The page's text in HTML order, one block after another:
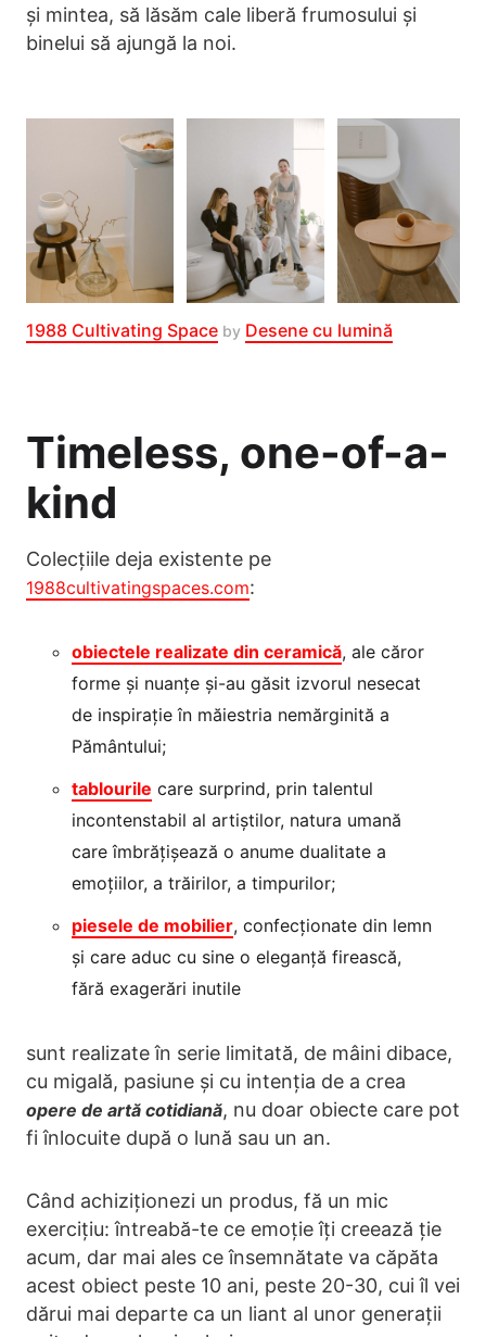
și mintea, să lăsăm cale liberă frumosului și
binelui să ajungă la noi.
1988 Cultivating Space by Desene cu lumină
Timeless, one-of-a-
kind
Colecțiile deja existente pe
1988cultivatingspaces.com:
obiectele realizate din ceramică, ale căror
forme și nuanțe și-au găsit izvorul nesecat
de inspirație în măiestria nemărginită a
Pământului;
tablourile care surprind, prin talentul
incontenstabil al artiștilor, natura umană
care îmbrățișează o anume dualitate a
emoțiilor, a trăirilor, a timpurilor;
piesele de mobilier, confecționate din lemn
și care aduc cu sine o eleganță firească,
fără exagerări inutile
sunt realizate în serie limitată, de mâini dibace,
cu migală, pasiune și cu intenția de a crea
opere de artă cotidiană, nu doar obiecte care pot
fi înlocuite după o lună sau un an.
Când achiziționezi un produs, fă un mic
exercițiu: întreabă-te ce emoție îți creează ție
acum, dar mai ales ce însemnătate va căpăta
acest obiect peste 10 ani, peste 20-30, cui îl vei
dărui mai departe ca un liant al unor generații